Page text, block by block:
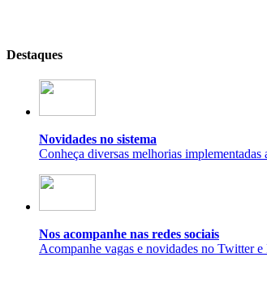
Destaques
Novidades no sistema
Conheça diversas melhorias implementadas
Nos acompanhe nas redes sociais
Acompanhe vagas e novidades no Twitter e